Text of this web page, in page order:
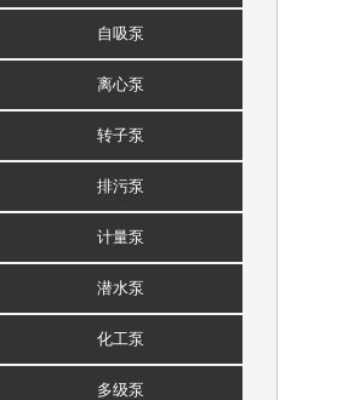
自吸泵
离心泵
转子泵
排污泵
计量泵
潜水泵
化工泵
多级泵